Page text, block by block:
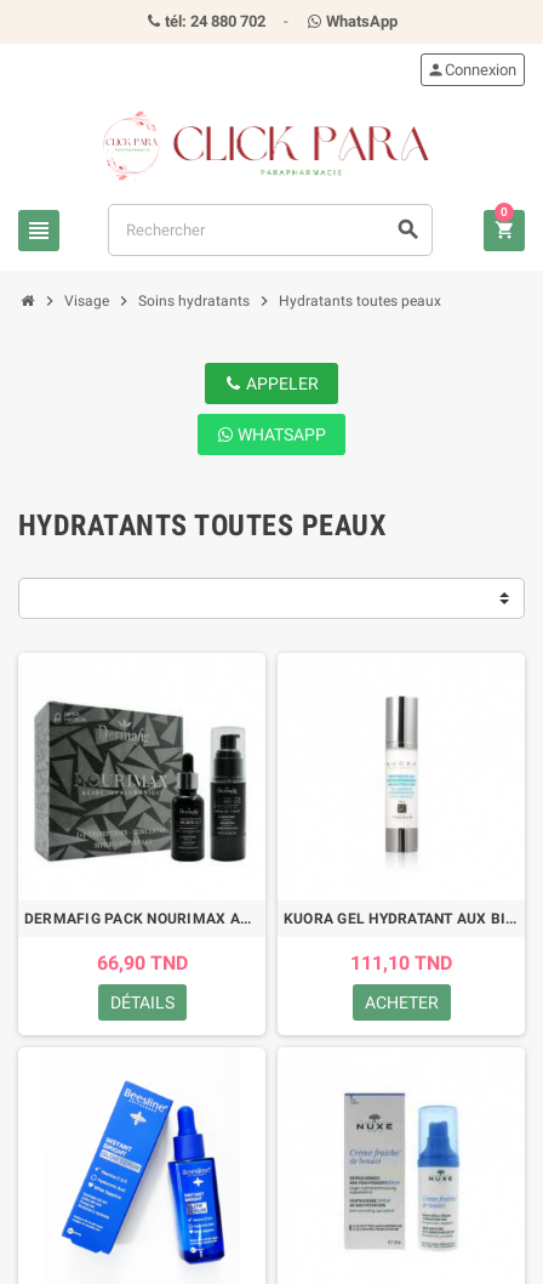
tél: 24 880 702 - WhatsApp
view_headline search
personConnexion
shopping_cart
0
chevron_right Visage chevron_right Soins hydratants chevron_right Hydratants toutes peaux
APPELER
WHATSAPP
HYDRATANTS TOUTES PEAUX
DERMAFIG PACK NOURIMAX ACIDE HYALURONIQUE
66,90 TND
DÉTAILS
KUORA GEL HYDRATANT AUX BIOMEMBRANES ET A L'ACIDE GLYCOLIQUE SPF10 50ML
111,10 TND
ACHETER